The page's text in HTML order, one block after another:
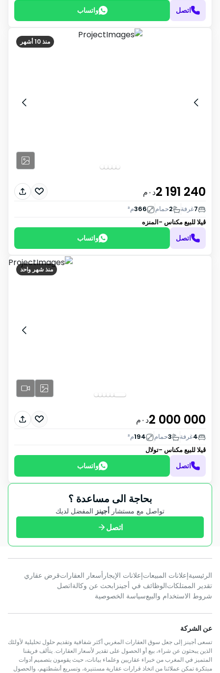
اتصل واتساب
منذ 10 أشهر
2 191 240د٠م
7غرفة 2حمام 366م²
ڤيلا للبيعمكناس -المنزه
اتصل واتساب
منذ شهر واحد
2 000 000د٠م
4غرفة 3حمام 194م²
ڤيلا للبيعمكناس -تولال
اتصل واتساب
بحاجة الى مساعدة ؟
تواصل مع مستشار أجينز المفضل لديك
اتصل
الرئيسيةإعلانات المبيعاتإعلانات الإيجار أسعار العقاراتقرض عقاري
تقدير الممتلكاتالوظائف في أجينز ابحث عن وكالةاتصل
شروط الاستخدام والبيعسياسة الخصوصية
عن الشركة
تسعى أجينز إلى جعل سوق العقارات المغربي أكثر شفافية وتقديم حلول تحليلية لأولئك
الذين يبحثون عن شراء، بيع أو الحصول على تقدير لأسعار العقارات. يتألف فريقنا
المتميز في المغرب من خبراء عقاريين وعلماء بيانات، حيث يقومون بتصميم أدوات
مبتكرة تمكن عملائنا من اتخاذ قرارات عقارية مستنيرة، وتسريع أنشطتهم، والحصول